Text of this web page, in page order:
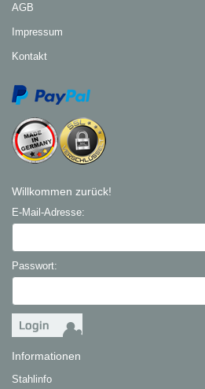
AGB
Impressum
Kontakt
Willkommen zurück!
E-Mail-Adresse:
Passwort:
Informationen
Stahlinfo